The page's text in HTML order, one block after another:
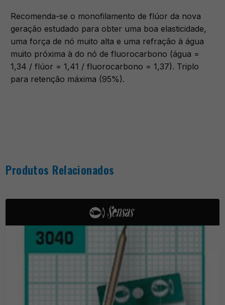
Recomenda-se o monofilamento de flúor da nova
geração estudado para obter uma boa elasticidade,
uma força de nó muito alta e uma refração à água
muito próxima à do nó de fluorocarbono (água =
1,34 / flúor = 1,41 / fluorocarbono = 1,37). Triplo
para retenção máxima (95%).
Produtos Relacionados